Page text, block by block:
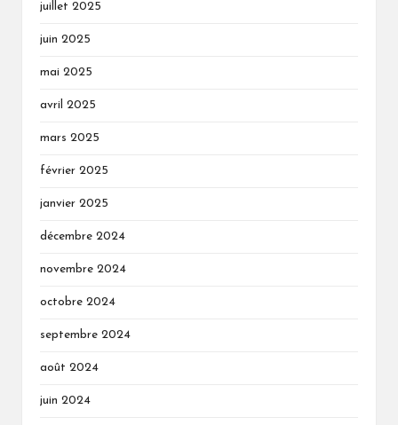
juillet 2025
juin 2025
mai 2025
avril 2025
mars 2025
février 2025
janvier 2025
décembre 2024
novembre 2024
octobre 2024
septembre 2024
août 2024
juin 2024